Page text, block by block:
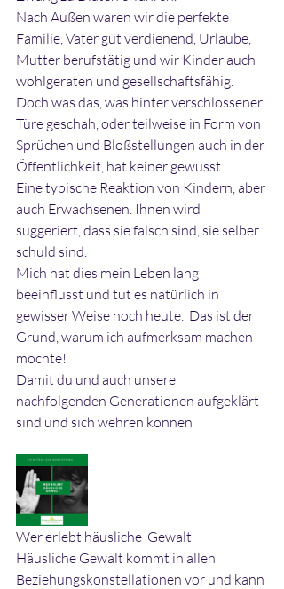
Nach Außen waren wir die perfekte
Familie, Vater gut verdienend, Urlaube,
Mutter berufstätig und wir Kinder auch
wohlgeraten und gesellschaftsfähig.
Doch was das, was hinter verschlossener
Türe geschah, oder teilweise in Form von
Sprüchen und Bloßstellungen auch in der
Öffentlichkeit, hat keiner gewusst.
Eine typische Reaktion von Kindern, aber
auch Erwachsenen. Ihnen wird
suggeriert, dass sie falsch sind, sie selber
schuld sind.
Mich hat dies mein Leben lang
beeinflusst und tut es natürlich in
gewisser Weise noch heute.  Das ist der
Grund, warum ich aufmerksam machen
möchte!
Damit du und auch unsere
nachfolgenden Generationen aufgeklärt
sind und sich wehren können
Wer erlebt häusliche  Gewalt
Häusliche Gewalt kommt in allen
Beziehungskonstellationen vor und kann